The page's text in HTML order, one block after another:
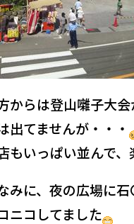
からは登山囃子大
出てませんが・・・
もいっぱい並んで
みに、夜の広場に
ニコしてました